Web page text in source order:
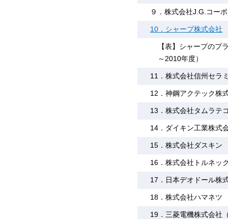
９．株式会社J.G.コー
10．シャープ株式会社
【表】シャープのプ
～2010年度）
11．株式会社信州セラ
12．神鋼アクテック株
13．株式会社タムラテ
14．ダイキン工業株式
15．株式会社ダスキン
16．株式会社トルネッ
17．日本デオドール株
18．株式会社ハマネツ
19．三菱電機株式会社